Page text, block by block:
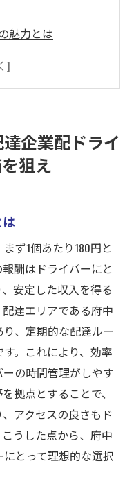
魅力とは
入安定の秘訣
の新しいキャリア
の企業配ドライバ
スの良さ
の成長機会
条件
挑戦
る方法
貨物ドライバーと
アップ
工夫
長
適な選択肢
企業配ドライ
狙え
ず1個あたり180円と
酬はドライバーにと
安定した収入を得る
達エリアである府中
、定期的な配達ルー
。これにより、効率
の時間管理がしやす
拠点とすることで、
アクセスの良さもド
うした点から、府中
とって理想的な選択